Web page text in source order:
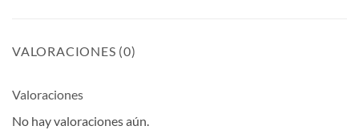
VALORACIONES (0)
Valoraciones
No hay valoraciones aún.